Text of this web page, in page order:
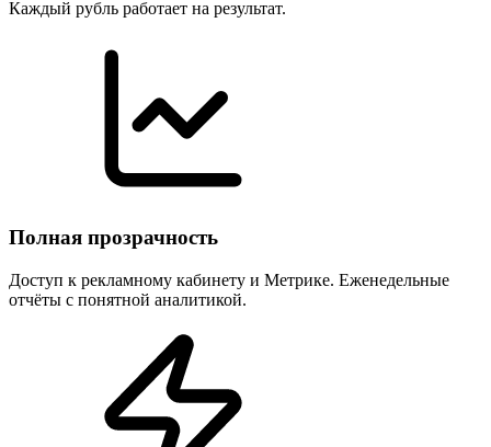
Каждый рубль работает на результат.
Полная прозрачность
Доступ к рекламному кабинету и Метрике. Еженедельные
отчёты с понятной аналитикой.